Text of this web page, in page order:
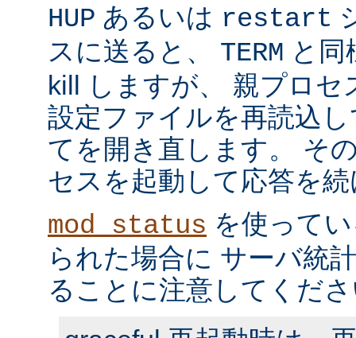
HUP あるいは restart
スに送ると、 TERM と
kill しますが、 親プロセ
設定ファイルを再読込
てを開き直します。 そ
セスを起動して応答を
mod_status を使って
られた場合に サーバ統
ることに注意してくだ